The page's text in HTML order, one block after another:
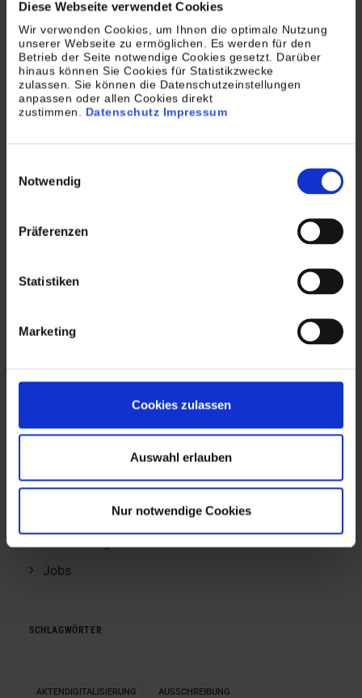
Diese Webseite verwendet Cookies
Wir verwenden Cookies, um Ihnen die optimale Nutzung
unserer Webseite zu ermöglichen. Es werden für den
Betrieb der Seite notwendige Cookies gesetzt. Darüber
hinaus können Sie Cookies für Statistikzwecke
zulassen. Sie können die Datenschutzeinstellungen
anpassen oder allen Cookies direkt
zustimmen. Datenschutz Impressum
Notwendig
Präferenzen
Statistiken
Marketing
Cookies zulassen
Auswahl erlauben
Nur notwendige Cookies
Arbeiten im Homeoffice setzt sich
zunehmend durch. Das ergab eine
aktuelle Befragung des Digitalverbandes
Bitkom. Ihr zufolge ermöglichen 39 Prozent
der Arbeitgeber Mitarbeitern, auch
außerhalb ihrer…
Events
Case Studies
Jobs
SCHLAGWÖRTER
AKTENDIGITALISIERUNG AUSSCHREIBUNG